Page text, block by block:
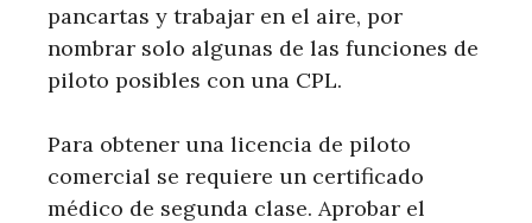
pancartas y trabajar en el aire, por
nombrar solo algunas de las funciones de
piloto posibles con una CPL.
Para obtener una licencia de piloto
comercial se requiere un certificado
médico de segunda clase. Aprobar el